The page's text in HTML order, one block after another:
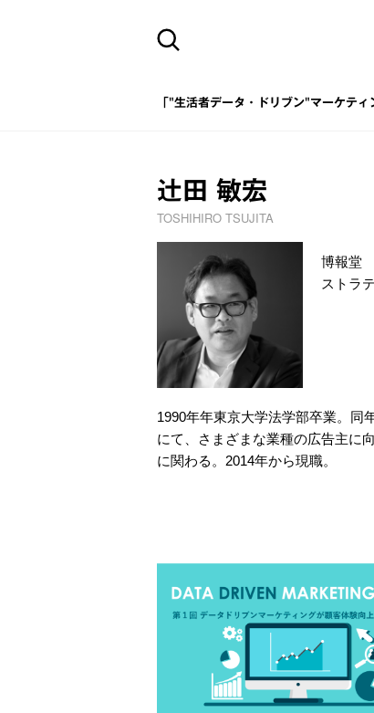
「"生活者データ・ドリブン"マーケティ
辻田 敏宏
TOSHIHIRO TSUJITA
博報堂
ストラ
1990年年東京大学法学部卒業。同
にて、さまざまな業種の広告主に
に関わる。2014年から現職。